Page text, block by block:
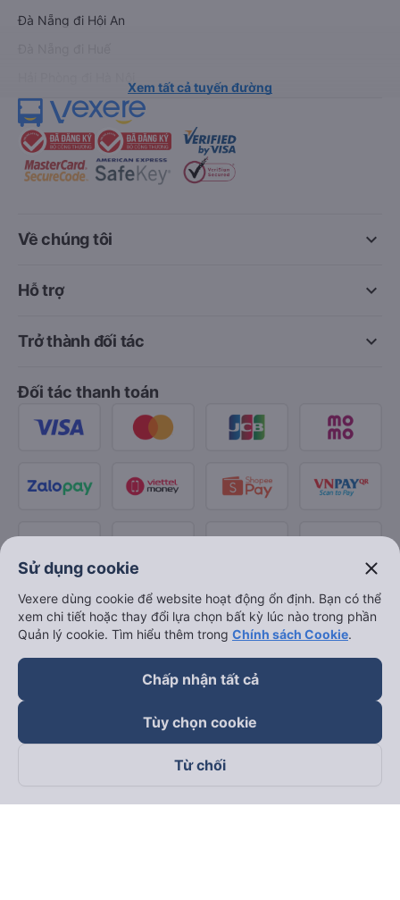
Đà Nẵng đi Hội An
Xem tất cả tuyến đường
keyboard_arrow_down
Về chúng tôi
keyboard_arrow_down
Hỗ trợ
keyboard_arrow_down
Trở thành đối tác
Đối tác thanh toán
Theo dõi chúng tôi trên
Sử dụng cookie close
Vexere dùng cookie để website hoạt động ổn định. Bạn có thể
xem chi tiết hoặc thay đổi lựa chọn bất kỳ lúc nào trong phần
Quản lý cookie. Tìm hiểu thêm trong Chính sách Cookie.
Chấp nhận tất cả
Tùy chọn cookie
Từ chối